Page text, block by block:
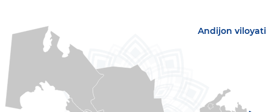
Andijon viloyati